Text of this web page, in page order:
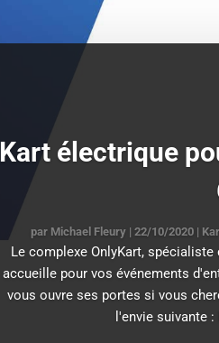
Kart électrique
par Michael Fleury| 22/10/2020|
Le complexe OnlyKart,
accueille pour vos événements
vous ouvre ses portes si vous
l'envie suivante